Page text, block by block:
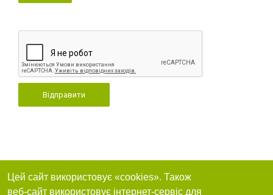
Відправити
Цей сайт використовує «cookies». Також
веб-сайт використовує інтернет-сервіс для